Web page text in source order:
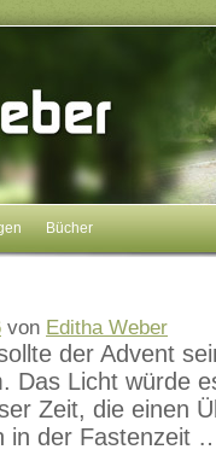
Bücher
von Editha Weber
der Advent
Das Licht würde
Zeit, die einen
in der Fastenzeit